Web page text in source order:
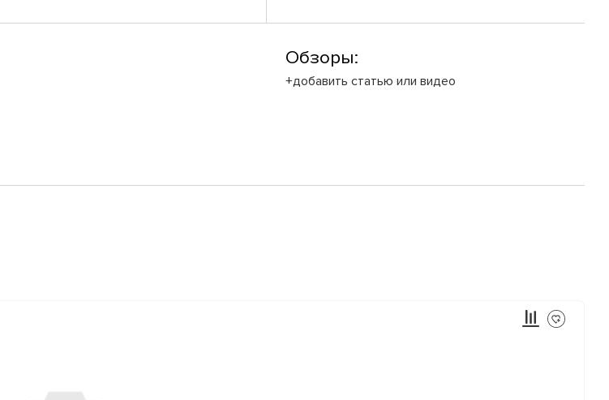
Обзоры:
+добавить статью или видео